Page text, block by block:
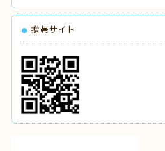
携帯サイト